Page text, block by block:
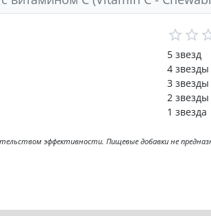
5 звезд
4 звезды
3 звезды
2 звезды
1 звезда
эффективности. Пищевые добавки не